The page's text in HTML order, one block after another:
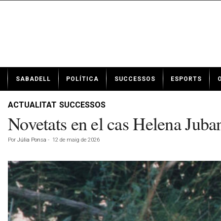
t
SABADELL POLÍTICA SUCCESSOS ESPORTS
ACTUALITAT SUCCESSOS
Novetats en el cas Helena
Por Júlia Ponsa - 12 de maig de 2026